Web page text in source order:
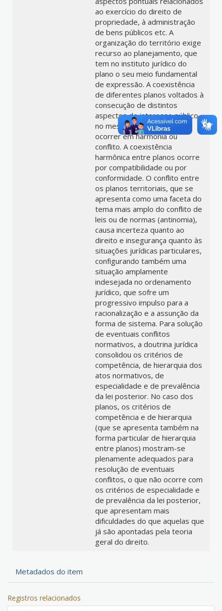
ao exercício do direito de
propriedade, à administração
de bens públicos etc. A
organização do território exige
recurso ao planejamento, que
tem no instituto jurídico do
plano o seu meio fundamental
de expressão. A coexistência
de diferentes planos voltados à
consecução de distintos
aspectos de interesse público
no mesmo espaço pode
ocorrer em harmonia ou
conflito. A coexistência
harmônica entre planos ocorre
por compatibilidade ou por
conformidade. O conflito entre
os planos territoriais, que se
apresenta como uma faceta do
tema mais amplo do conflito de
leis ou de normas (antinomia),
causa incerteza quanto ao
direito e insegurança quanto às
situações jurídicas particulares,
configurando também uma
situação amplamente
indesejada no ordenamento
jurídico, que sofre um
progressivo impulso para a
racionalização e a assunção da
forma de sistema. Para solução
de eventuais conflitos
normativos, a doutrina jurídica
consolidou os critérios de
competência, de hierarquia dos
atos normativos, de
especialidade e de prevalência
da lei posterior. No caso dos
planos, os critérios de
competência e de hierarquia
(que se apresenta também na
forma particular de hierarquia
entre planos) mostram-se
plenamente adequados para
resolução de eventuais
conflitos, o que não ocorre com
os critérios de especialidade e
de prevalência da lei posterior,
que apresentam mais
dificuldades do que aquelas que
já são apontadas pela teoria
geral do direito.
Metadados do item
Registros relacionados